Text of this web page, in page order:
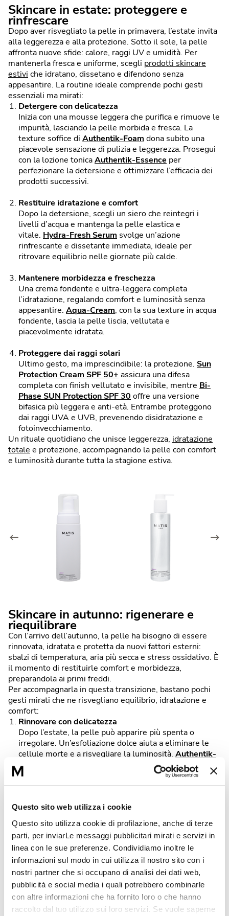
Questo sito web utilizza i cookie
Questo sito utilizza cookie di profilazione, anche di terze
parti, per inviarLe messaggi pubblicitari mirati e servizi in
linea con le sue preferenze. Condividiamo inoltre le
informazioni sul modo in cui utilizza il nostro sito con i
nostri partner che si occupano di analisi dei dati web,
pubblicità e social media i quali potrebbero combinarle
con altre informazioni che ha fornito loro o che hanno
raccolto dal tuo utilizzo sui loro servizi. Se vuole saperne
Skincare in estate: proteggere e
rinfrescare
Dopo aver risvegliato la pelle in primavera, l’estate invita
alla leggerezza e alla protezione. Sotto il sole, la pelle
affronta nuove sfide: calore, raggi UV e umidità. Per
mantenerla fresca e uniforme, scegli prodotti skincare
estivi che idratano, dissetano e difendono senza
appesantire. La routine ideale comprende pochi gesti
essenziali ma mirati:
Detergere con delicatezza
Inizia con una mousse leggera che purifica e rimuove le
impurità, lasciando la pelle morbida e fresca. La
texture soffice di Authentik-Foam dona subito una
piacevole sensazione di pulizia e leggerezza. Prosegui
con la lozione tonicaAuthentik-Essence per
perfezionare la detersione e ottimizzare l’efficacia dei
prodotti successivi.
Restituire idratazione e comfort
Dopo la detersione, scegli un siero che reintegri i
livelli d’acqua e mantenga la pelle elastica e
vitale. Hydra-Fresh Serum svolge un’azione
rinfrescante e dissetante immediata, ideale per
ritrovare equilibrio nelle giornate più calde.
Mantenere morbidezza e freschezza
Una crema fondente e ultra-leggera completa
l’idratazione, regalando comfort e luminosità senza
appesantire. Aqua-Cream, con la sua texture in acqua
fondente, lascia la pelle liscia, vellutata e
piacevolmente idratata.
Proteggere dai raggi solari
Ultimo gesto, ma imprescindibile: la protezione. Sun
Protection Cream SPF 50+ assicura una difesa
completa con finish vellutato e invisibile, mentre Bi-
Phase SUN Protection SPF 30 offre una versione
bifasica più leggera e anti-età. Entrambe proteggono
dai raggi UVA e UVB, prevenendo disidratazione e
fotoinvecchiamento.
Un rituale quotidiano che unisce leggerezza, idratazione
totale e protezione, accompagnando la pelle con comfort
e luminosità durante tutta la stagione estiva.
Skincare in autunno: rigenerare e
riequilibrare
Con l’arrivo dell’autunno, la pelle ha bisogno di essere
rinnovata, idratata e protetta da nuovi fattori esterni:
sbalzi di temperatura, aria più secca e stress ossidativo. È
il momento di restituirle comfort e morbidezza,
preparandola ai primi freddi.
Per accompagnarla in questa transizione, bastano pochi
gesti mirati che ne risvegliano equilibrio, idratazione e
comfort:
Rinnovare con delicatezza
Dopo l’estate, la pelle può apparire più spenta o
irregolare. Un’esfoliazione dolce aiuta a eliminare le
cellule morte e a risvegliare la luminosità. Authentik-
Scrub
, la doppia esfoliazione Matis, combina
microgranuli ed enzimi delicati per una pelle levigata,
uniforme e pronta a ricevere i trattamenti successivi.
Idratare in profondità
Gli sbalzi di temperatura mettono alla prova la barriera
cutanea: un siero rimpolpante e idratante è il gesto
perfetto per mantenerla elastica e
luminosa.Hyaluperf-Serumapporta acido ialuronico e
principi attivi ristrutturanti che rinforzano la pelle e ne
migliorano l’aspetto giorno dopo giorno.
Restituire comfort e nutrimento
Dopo il siero, una crema fondente aiuta a trattenere